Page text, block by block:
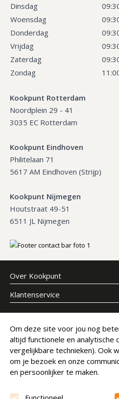
Dinsdag
Woensdag
Donderdag
Vrijdag
Zaterdag
Zondag
Kookpunt Rotterdam
Noordplein 29 - 41
3035 EC Rotterdam
Kookpunt Eindhoven
Philitelaan 71
5617 AM Eindhoven (Strijp)
Kookpunt Nijmegen
Houtstraat 49-51
6511 JL Nijmegen
Over Kookpunt
Klantenservice
Meld je aan voor onze
E-mailadres
Om deze site voor jou nog
altijd functionele en analytische
vergelijkbare technieken). Ook
om je bezoek en onze
en persoonlijker te maken.